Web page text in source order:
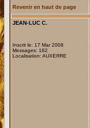
Revenir en haut de page
JEAN-LUC C.
Inscrit le: 17 Mar 2008
Messages: 182
Localisation: AUXERRE